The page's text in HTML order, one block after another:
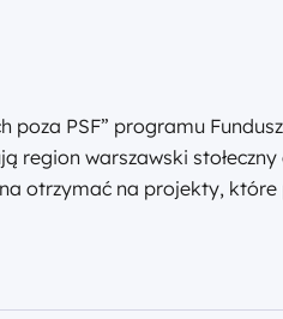
PSF” programu
region warszawski
otrzymać na projekty,